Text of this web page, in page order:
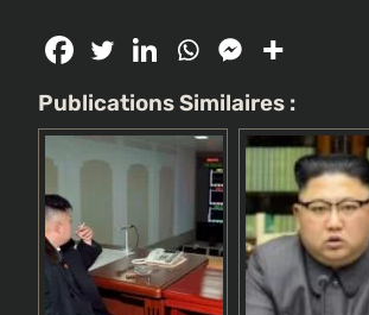
Publications Similaires :